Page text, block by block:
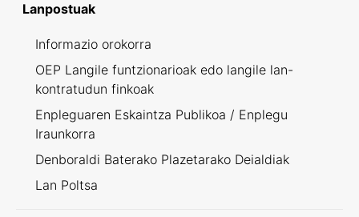
Lanpostuak
Informazio orokorra
OEP Langile funtzionarioak edo langile lan-
kontratudun finkoak
Enpleguaren Eskaintza Publikoa / Enplegu
Iraunkorra
Denboraldi Baterako Plazetarako Deialdiak
Lan Poltsa